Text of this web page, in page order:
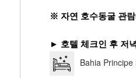
※ 자연 호수동굴 관
► 호텔 체크인 후 저
Bahia